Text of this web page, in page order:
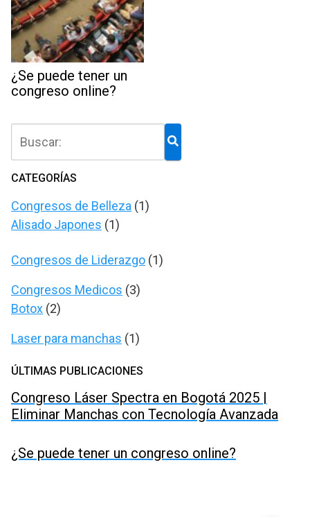
¿Se puede tener un
congreso online?
CATEGORÍAS
Congresos de Belleza (1)
Alisado Japones (1)
Congresos de Liderazgo (1)
Congresos Medicos (3)
Botox (2)
Laser para manchas (1)
ÚLTIMAS PUBLICACIONES
Congreso Láser Spectra en Bogotá 2025 |
Eliminar Manchas con Tecnología Avanzada
¿Se puede tener un congreso online?